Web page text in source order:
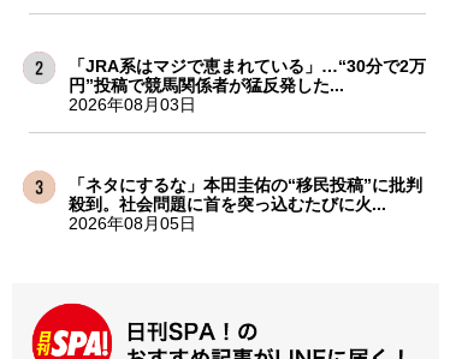
「JRA系はマジで恵まれている」…“30分で2万
円”投稿で競馬関係者が猛反発した...
2026年08月03日
「ネタにするな」本田圭佑の“移民投稿”に批判
殺到。社会問題に首を突っ込むたびに火...
2026年08月05日